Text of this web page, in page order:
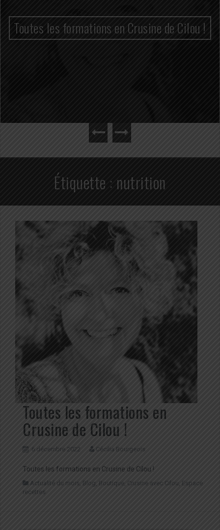
Toutes les formations en Crusine de Cilou !
Étiquette : nutrition
Toutes les formations en
Crusine de Cilou !
6 décembre 2022 Cécilia Bourgeois
Toutes les formations en Crusine de Cilou !
Actualité du mois Blog Boutique Crusine avec Cilou Espace
recettes